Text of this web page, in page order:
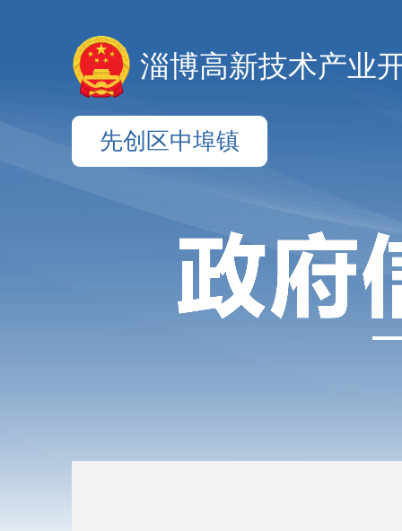
淄博高新技术产业
先创区中埠镇